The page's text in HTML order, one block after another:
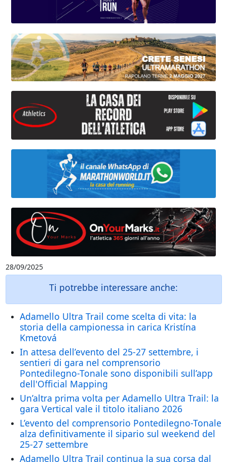
28/09/2025
Ti potrebbe interessare anche:
Adamello Ultra Trail come scelta di vita: la
storia della campionessa in carica Kristína
Kmetová
In attesa dell’evento del 25-27 settembre, i
sentieri di gara nel comprensorio
Pontedilegno-Tonale sono disponibili sull’app
dell'Official Mapping
Un’altra prima volta per Adamello Ultra Trail: la
gara Vertical vale il titolo italiano 2026
L’evento del comprensorio Pontedilegno-Tonale
alza definitivamente il sipario sul weekend del
25-27 settembre
Adamello Ultra Trail continua la sua corsa dal